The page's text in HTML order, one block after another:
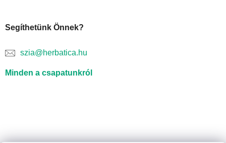
Segíthetünk Önnek?
szia@herbatica.hu
Minden a csapatunkról